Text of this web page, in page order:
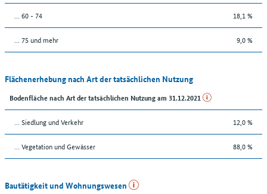
... 60 - 74 18,1 %
... 75 und mehr 9,0 %
Flächenerhebung nach Art der tatsächlichen Nutzung
Bodenfläche nach Art der tatsächlichen Nutzung am 31.12.2021
… Siedlung und Verkehr 12,0 %
… Vegetation und Gewässer 88,0 %
Bautätigkeit und Wohnungswesen